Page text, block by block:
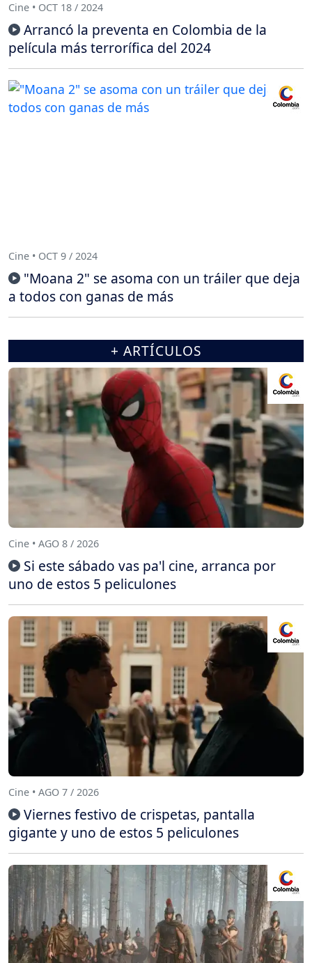
Cine • OCT 18 / 2024
Arrancó la preventa en Colombia de la
película más terrorífica del 2024
Cine • OCT 9 / 2024
"Moana 2" se asoma con un tráiler que deja
a todos con ganas de más
+ ARTÍCULOS
Cine • AGO 8 / 2026
Si este sábado vas pa'l cine, arranca por
uno de estos 5 peliculones
Cine • AGO 7 / 2026
Viernes festivo de crispetas, pantalla
gigante y uno de estos 5 peliculones